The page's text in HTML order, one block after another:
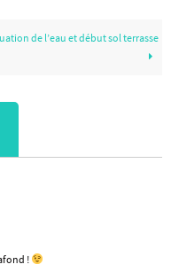
de l’eau et début sol terrasse
!